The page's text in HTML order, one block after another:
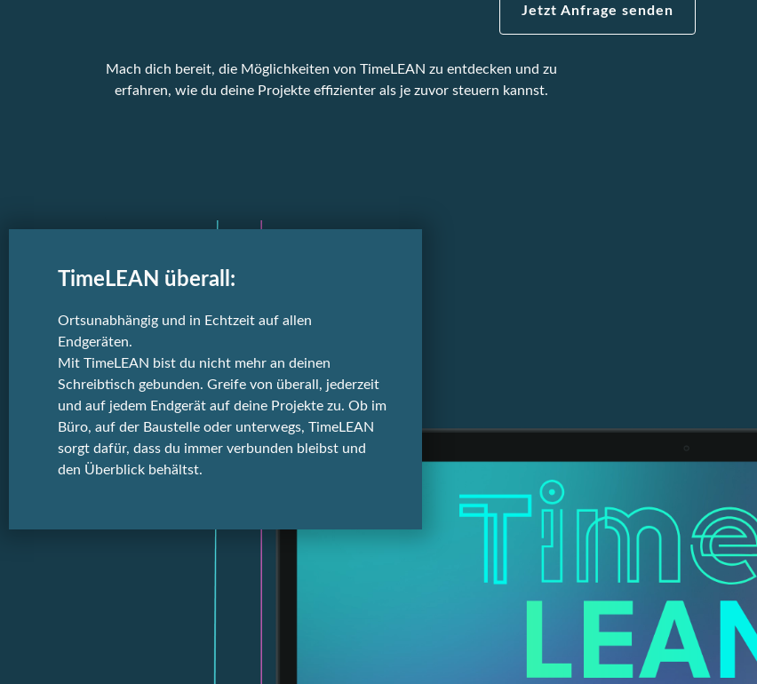
Jetzt Anfrage senden
Mach dich bereit, die Möglichkeiten von TimeLEAN zu entdecken und zu
erfahren, wie du deine Projekte effizienter als je zuvor steuern kannst.
TimeLEAN überall:
Ortsunabhängig und in Echtzeit auf allen
Endgeräten.
Mit TimeLEAN bist du nicht mehr an deinen
Schreibtisch gebunden. Greife von überall, jederzeit
und auf jedem Endgerät auf deine Projekte zu. Ob im
Büro, auf der Baustelle oder unterwegs, TimeLEAN
sorgt dafür, dass du immer verbunden bleibst und
den Überblick behältst.